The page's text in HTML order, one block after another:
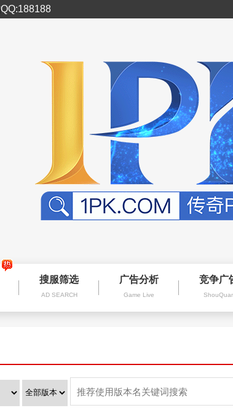
搜服筛选
AD SEARCH
广告分析
Game Live
竞争广